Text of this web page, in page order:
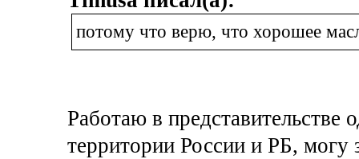
потому что верю, что хорошее
Работаю в представительстве
территории России и РБ, могу